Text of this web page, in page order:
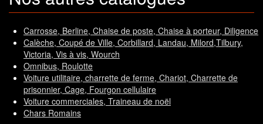
Carrosse, Berline, Chaise de poste, Chaise à porteur, Diligence
Calèche, Coupé de Ville, Corbillard, Landau, Milord,Tilbury,
Victoria, Vis à vis, Wourch
Omnibus, Roulotte
Voiture utilitaire, charrette de ferme, Chariot, Charrette de
prisonnier, Cage, Fourgon cellulaire
Voiture commerciales, Traineau de noël
Chars Romains